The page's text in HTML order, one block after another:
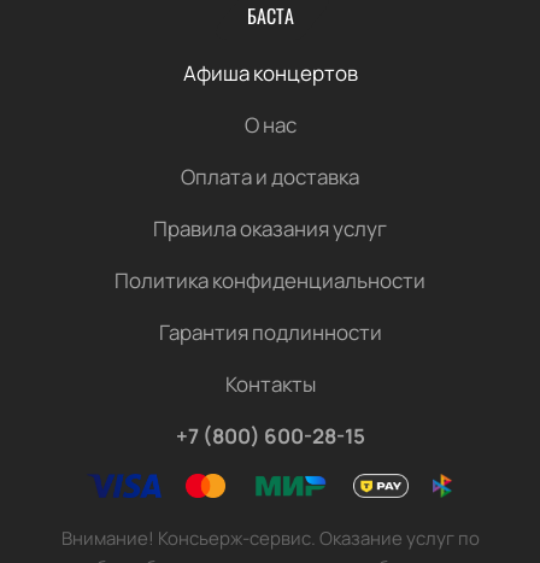
БАСТА
Афиша концертов
О нас
Оплата и доставка
Правила оказания услуг
Политика конфиденциальности
Гарантия подлинности
Контакты
+7 (800) 600-28-15
Внимание! Консьерж-сервис. Оказание услуг по